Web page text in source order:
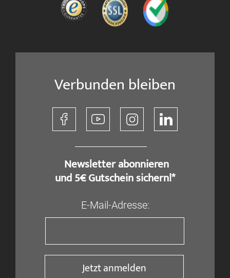
Verbunden bleiben
​ Newsletter abonnieren
und 5€ Gutschein sichern!*
E-Mail-Adresse:
Jetzt anmelden